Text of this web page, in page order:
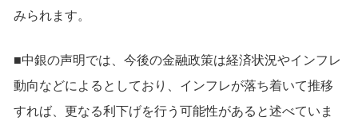
みられます。
■中銀の声明では、今後の金融政策は経済状況やインフレ
動向などによるとしており、インフレが落ち着いて推移
すれば、更なる利下げを行う可能性があると述べていま